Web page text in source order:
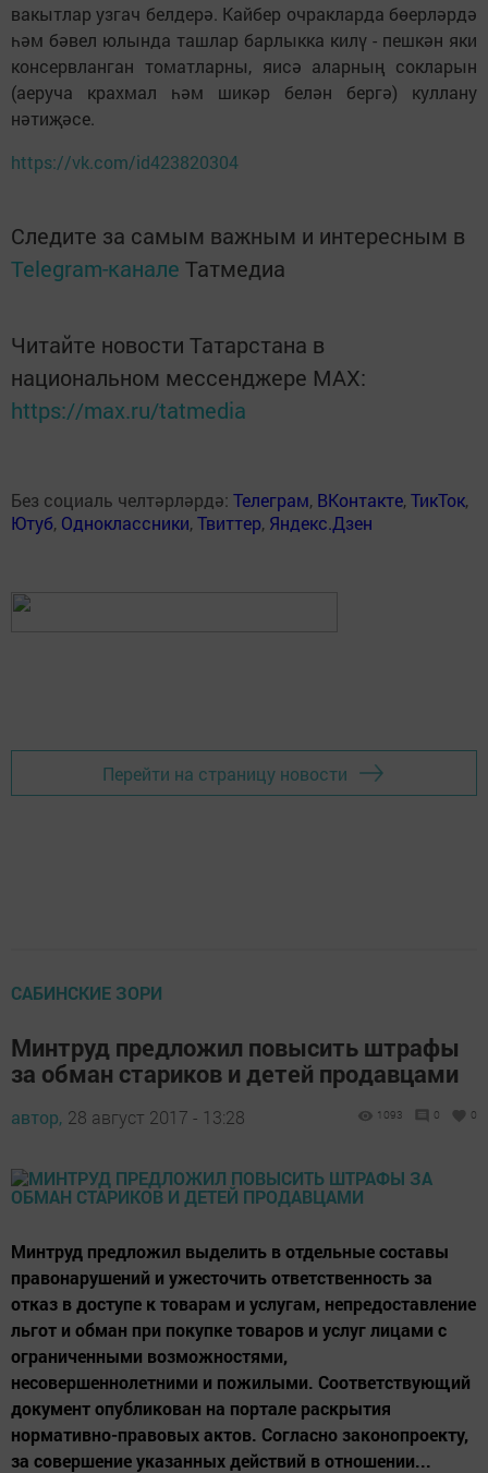
вакытлар узгач белдерә. Кайбер очракларда бөерләрдә
һәм бәвел юлында ташлар барлыкка килү - пешкән яки
консервланган томатларны, яисә аларның сокларын
(аеруча крахмал һәм шикәр белән бергә) куллану
нәтиҗәсе.
https://vk.com/id423820304
Следите за самым важным и интересным в
Telegram-канале Татмедиа
Читайте новости Татарстана в
национальном мессенджере MАХ:
https://max.ru/tatmedia
Без социаль челтәрләрдә: Телеграм, ВКонтакте,ТикТок,
Ютуб, Одноклассники,Твиттер, Яндекс.Дзен
Перейти на страницу новости
САБИНСКИЕ ЗОРИ
Минтруд предложил повысить штрафы
за обман стариков и детей продавцами
автор, 28 август 2017 - 13:28 1093 0 0
Минтруд предложил выделить в отдельные составы
правонарушений и ужесточить ответственность за
отказ в доступе к товарам и услугам, непредоставление
льгот и обман при покупке товаров и услуг лицами с
ограниченными возможностями,
несовершеннолетними и пожилыми. Соответствующий
документ опубликован на портале раскрытия
нормативно-правовых актов. Согласно законопроекту,
за совершение указанных действий в отношении...